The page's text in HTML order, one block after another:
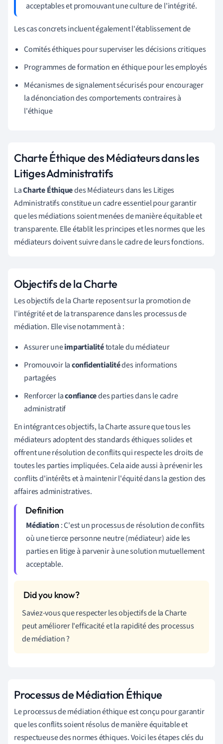
acceptables et promouvant une culture de l'intégrité.
Les cas concrets incluent également l'établissement de
Comités éthiques pour superviser les décisions critiques
Programmes de formation en éthique pour les employés
Mécanismes de signalement sécurisés pour encourager
la dénonciation des comportements contraires à
l'éthique
Charte Éthique des Médiateurs dans les
Litiges Administratifs
LaCharte Éthiquedes Médiateurs dans les Litiges
Administratifs constitue un cadre essentiel pour garantir
que les médiations soient menées de manière équitable et
transparente. Elle établit les principes et les normes que les
médiateurs doivent suivre dans le cadre de leurs fonctions.
Objectifs de la Charte
Les objectifs de la Charte reposent sur la promotion de
l'intégrité et de la transparence dans les processus de
médiation. Elle vise notamment à :
Assurer uneimpartialitétotale du médiateur
Promouvoir laconfidentialitédes informations
partagées
Renforcer laconfiancedes parties dans le cadre
administratif
En intégrant ces objectifs, la Charte assure que tous les
médiateurs adoptent des standards éthiques solides et
offrent une résolution de conflits qui respecte les droits de
toutes les parties impliquées. Cela aide aussi à prévenir les
conflits d'intérêts et à maintenir l'équité dans la gestion des
affaires administratives.
Médiation: C'est un processus de résolution de conflits
où une tierce personne neutre (médiateur) aide les
parties en litige à parvenir à une solution mutuellement
acceptable.
Saviez-vous que respecter les objectifs de la Charte
peut améliorer l'efficacité et la rapidité des processus
de médiation ?
Processus de Médiation Éthique
Le processus de médiation éthique est conçu pour garantir
que les conflits soient résolus de manière équitable et
respectueuse des normes éthiques. Voici les étapes clés du